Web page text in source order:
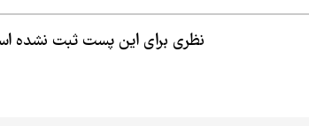
نظری برای این پست ثبت نشده